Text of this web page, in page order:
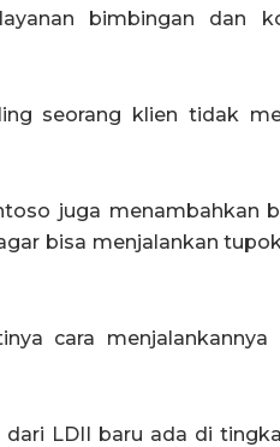
bimbingan dan
seorang klien tidak
juga menambahkan
bisa menjalankan
cara menjalankannya
LDII baru ada di